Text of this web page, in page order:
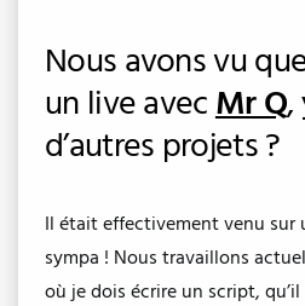
Nous avons vu
un live avecMr Q,
d’autres projets ?
Il était effectivement venu sur
sympa ! Nous travaillons
où je dois écrire un script,